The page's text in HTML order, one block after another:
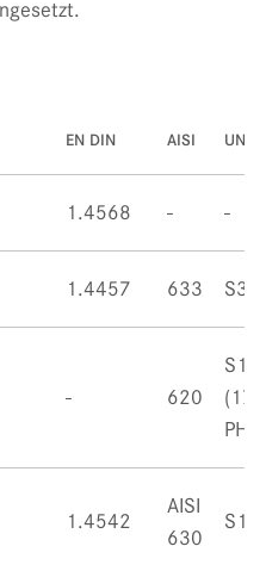
EN DIN AISI UNS
1.4568
1.4457 633
620
(17-
PH)
1.4542
AISI
630